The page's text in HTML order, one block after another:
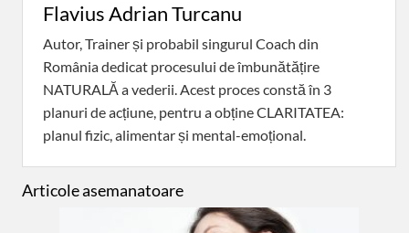
Flavius Adrian Turcanu
Autor, Trainer și probabil singurul Coach din
România dedicat procesului de îmbunătățire
NATURALĂ a vederii. Acest proces constă în 3
planuri de acțiune, pentru a obține CLARITATEA:
planul fizic, alimentar și mental-emoțional.
Articole asemanatoare